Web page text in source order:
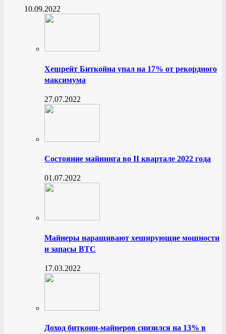
10.09.2022
Хешрейт Биткойна упал на 17% от рекордного
максимума
27.07.2022
Состояние майнинга во II квартале 2022 года
01.07.2022
Майнеры наращивают хеширующие мощности
и запасы BTC
17.03.2022
Доход биткоин-майнеров снизился на 13% в